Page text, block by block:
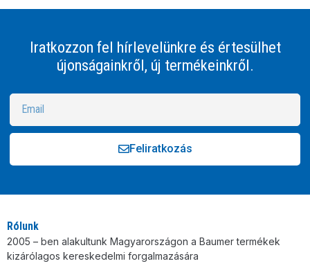
Iratkozzon fel hírlevelünkre és értesülhet
újonságainkről, új termékeinkről.
Feliratkozás
Rólunk
2005 – ben alakultunk Magyarországon a Baumer termékek
kizárólagos kereskedelmi forgalmazására